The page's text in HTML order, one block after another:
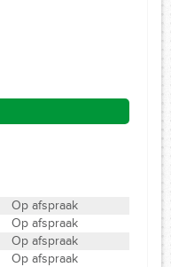
Op afspraak
Op afspraak
Op afspraak
Op afspraak